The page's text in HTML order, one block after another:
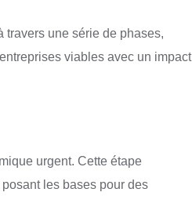
travers une série de phases,
viables avec un impact
urgent. Cette étape
les bases pour des